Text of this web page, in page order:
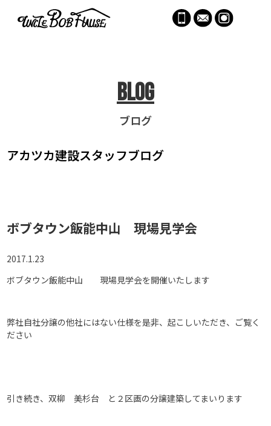
Blog
ブログ
アカツカ建設スタッフブログ
ボブタウン飯能中山 現場見学会
2017.1.23
ボブタウン飯能中山 現場見学会を開催いたします
弊社自社分譲の他社にはない仕様を是非、起こしいただき、ご覧く
ださい
引き続き、双柳 美杉台 と２区画の分譲建築してまいります